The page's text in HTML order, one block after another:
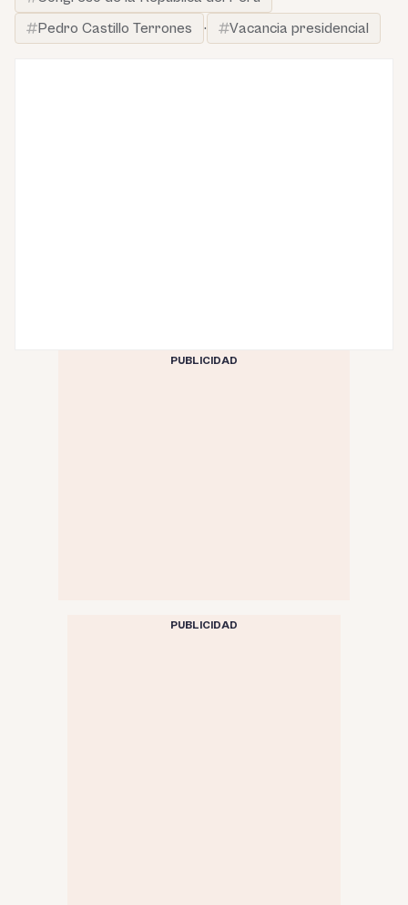
Pedro Castillo Terrones
· Vacancia presidencial
PUBLICIDAD
PUBLICIDAD